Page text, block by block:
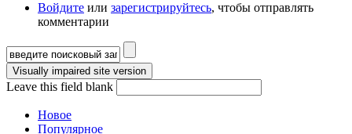
Войдите или зарегистрируйтесь, чтобы отправлять
комментарии
Форма поиска
Leave this field blank
Новое
Популярное